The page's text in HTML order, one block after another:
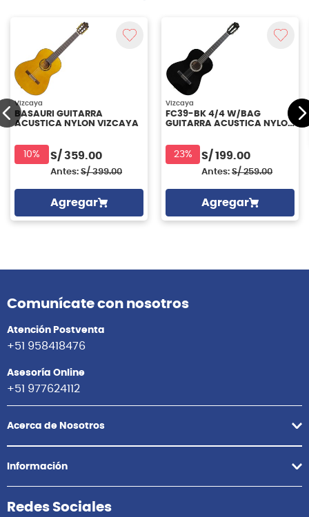
Vizcaya
BASAURI GUITARRA
ACUSTICA NYLON VIZCAYA
10% S/ 359.00
Antes: S/ 399.00
Agregar
Vizcaya
FC39-BK 4/4 W/BAG
GUITARRA ACUSTICA NYLON
23% S/ 199.00
Antes: S/ 259.00
Agregar
Comunícate con nosotros
Atención Postventa
+51 958418476
Asesoría Online
+51 977624112
Acerca de Nosotros
Información
Redes Sociales